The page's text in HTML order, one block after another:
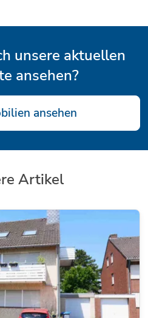
unsere aktuellen
ansehen?
ansehen
Artikel